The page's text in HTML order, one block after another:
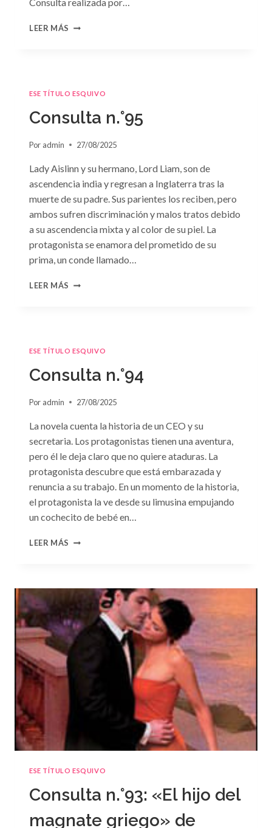
LEER MÁS CONSULTA
ESE TÍTULO ESQUIVO
Consulta n.°95
Por admin 27/08/2025
Lady Aislinn y su hermano, Lord Liam, son de
ascendencia india y regresan a Inglaterra tras la
muerte de su padre. Sus parientes los reciben, pero
ambos sufren discriminación y malos tratos debido
a su ascendencia mixta y al color de su piel. La
protagonista se enamora del prometido de su
prima, un conde llamado…
LEER MÁS CONSULTA
ESE TÍTULO ESQUIVO
Consulta n.°94
Por admin 27/08/2025
La novela cuenta la historia de un CEO y su
secretaria. Los protagonistas tienen una aventura,
pero él le deja claro que no quiere ataduras. La
protagonista descubre que está embarazada y
renuncia a su trabajo. En un momento de la historia,
el protagonista la ve desde su limusina empujando
un cochecito de bebé en…
LEER MÁS CONSULTA
ESE TÍTULO ESQUIVO
Consulta n.°93: «El hijo del
magnate griego» de